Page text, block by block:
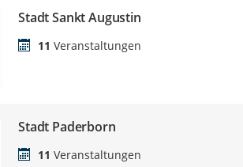
Stadt Sankt Augustin
11 Veranstaltungen
Stadt Paderborn
11 Veranstaltungen